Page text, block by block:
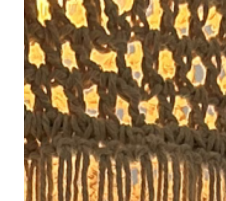
Alma Mater
Eco Store
Magic Garden
Cowork
Blog
Grupos
Retiros
Visitas de Estudo